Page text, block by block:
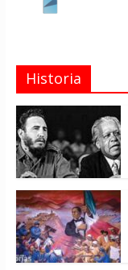
Historia